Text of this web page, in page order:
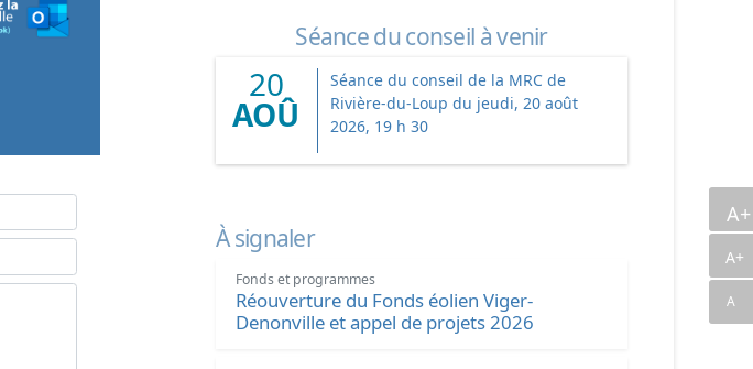
A+
A
Séance du conseil à venir
20
AOÛ
Séance du conseil de la MRC de
Rivière-du-Loup du jeudi, 20 août
2026, 19 h 30
À signaler
Fonds et programmes
Réouverture du Fonds éolien Viger-
Denonville et appel de projets 2026